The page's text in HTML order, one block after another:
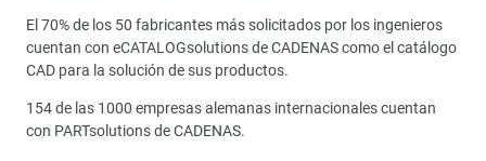
El 70% de los 50 fabricantes más solicitados por los ingenieros
cuentan con eCATALOGsolutions de CADENAS como el catálogo
CAD para la solución de sus productos.
154 de las 1000 empresas alemanas internacionales cuentan
con PARTsolutions de CADENAS.